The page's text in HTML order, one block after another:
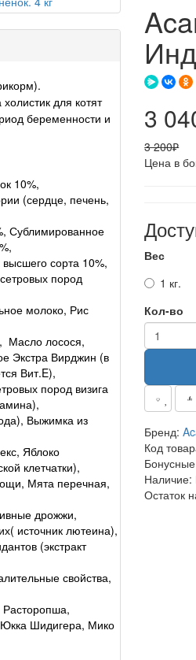
для котят
беременности и
10%,
(сердце, печень,
Сублимированное
сорта 10%,
пород
молоко, Рис
Масло лосося,
Экстра Вирджин (в
Вит.E),
пород визига
Выжимка из
Яблоко
клетчатки),
Мята перечная,
дрожжи,
источник лютеина),
(экстракт
свойства,
Расторопша,
Шидигера, Мико
3
3 200₽
Цена в
Вес
1 кг.
Кол-во
Бренд:
Код
Наличие:
Остаток